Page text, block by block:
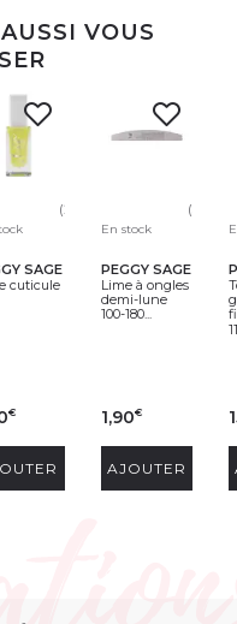
VOUS
(24)
SAGE
cuticule
€
(31)
En stock
PEGGY SAGE
Lime à ongles
demi-lune
100-180...
1,90€
AJOUTER